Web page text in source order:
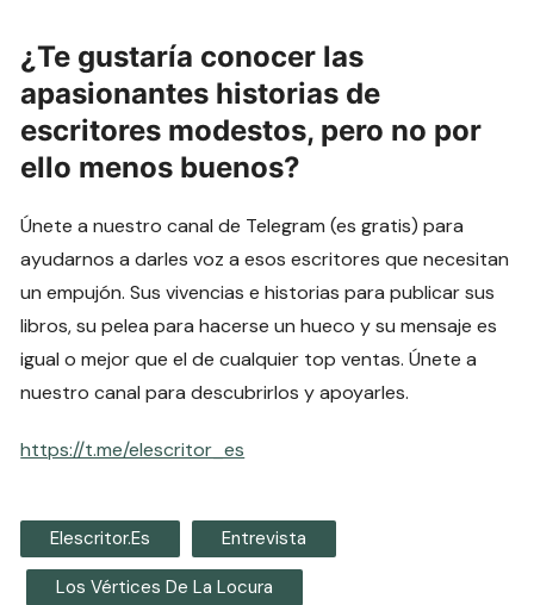
¿Te gustaría conocer las
apasionantes historias de
escritores modestos, pero no por
ello menos buenos?
Únete a nuestro canal de Telegram (es gratis) para
ayudarnos a darles voz a esos escritores que necesitan
un empujón. Sus vivencias e historias para publicar sus
libros, su pelea para hacerse un hueco y su mensaje es
igual o mejor que el de cualquier top ventas. Únete a
nuestro canal para descubrirlos y apoyarles.
https://t.me/elescritor_es
Elescritor.es Entrevista
Los Vértices De La Locura